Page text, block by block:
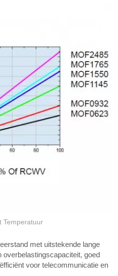
Temperatuur
met uitstekende lange
overbelastingscapaciteit, goed
voor telecommunicatie en